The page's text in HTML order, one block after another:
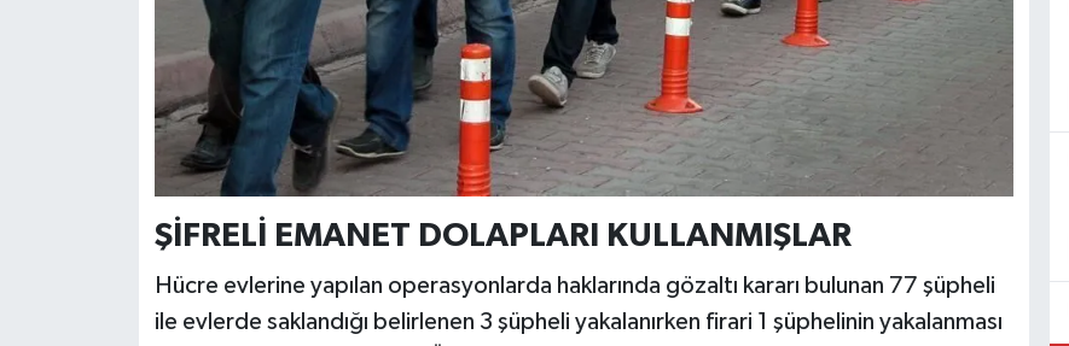
ŞİFRELİ EMANET DOLAPLARI KULLANMIŞLAR
Hücre evlerine yapılan operasyonlarda haklarında gözaltı kararı bulunan 77 şüpheli
ile evlerde saklandığı belirlenen 3 şüpheli yakalanırken firari 1 şüphelinin yakalanması